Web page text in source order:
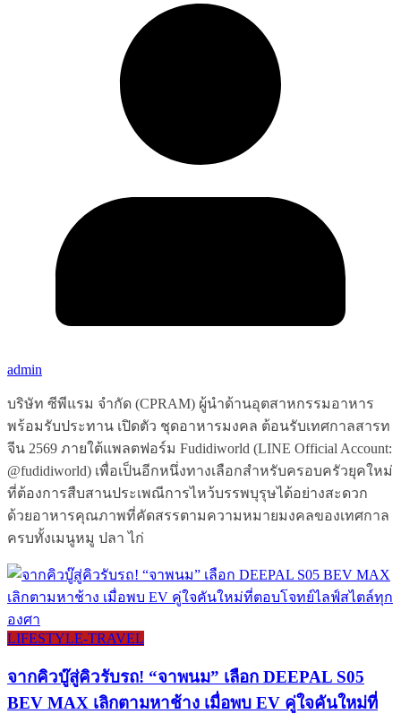
admin
บริษัท ซีพีแรม จำกัด (CPRAM) ผู้นำด้านอุตสาหกรรมอาหาร
พร้อมรับประทาน เปิดตัว ชุดอาหารมงคล ต้อนรับเทศกาลสารท
จีน 2569 ภายใต้แพลตฟอร์ม Fudidiworld (LINE Official Account:
@fudidiworld) เพื่อเป็นอีกหนึ่งทางเลือกสำหรับครอบครัวยุคใหม่
ที่ต้องการสืบสานประเพณีการไหว้บรรพบุรุษได้อย่างสะดวก
ด้วยอาหารคุณภาพที่คัดสรรตามความหมายมงคลของเทศกาล
ครบทั้งเมนูหมู ปลา ไก่
LIFESTYLE​-TRAVEL​
จากคิวบู๊สู่คิวรับรถ! “จาพนม” เลือก DEEPAL S05
BEV MAX เลิกตามหาช้าง เมื่อพบ EV คู่ใจคันใหม่ที่